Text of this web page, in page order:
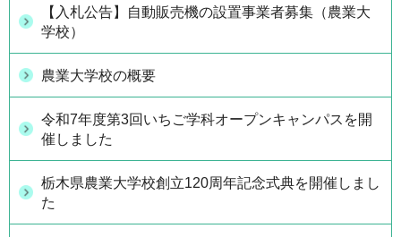
【入札公告】自動販売機の設置事業者募集（農業大
学校）
農業大学校の概要
令和7年度第3回いちご学科オープンキャンパスを開
催しました
栃木県農業大学校創立120周年記念式典を開催しまし
た